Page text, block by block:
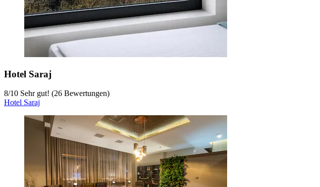
Hotel Saraj
8/10 Sehr gut! (26 Bewertungen)
Hotel Saraj